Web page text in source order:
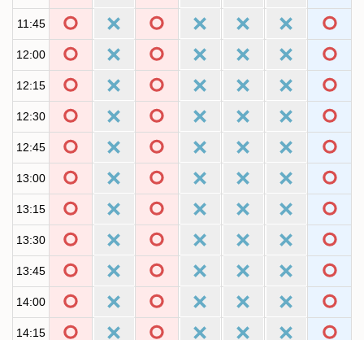
11:45
12:00
12:15
12:30
12:45
13:00
13:15
13:30
13:45
14:00
14:15